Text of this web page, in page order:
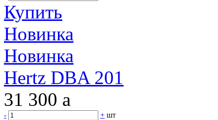
Купить
Новинка
Новинка
Hertz DBA 201
31 300 a
- + шт